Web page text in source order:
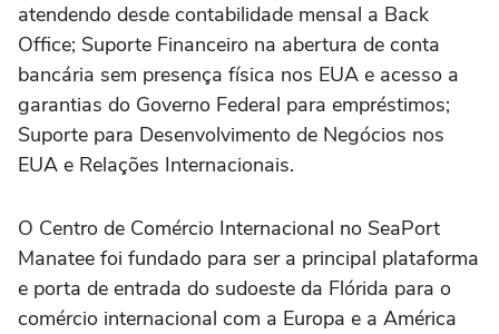
atendendo desde contabilidade mensal a Back
Office; Suporte Financeiro na abertura de conta
bancária sem presença física nos EUA e acesso a
garantias do Governo Federal para empréstimos;
Suporte para Desenvolvimento de Negócios nos
EUA e Relações Internacionais.
O Centro de Comércio Internacional no SeaPort
Manatee foi fundado para ser a principal plataforma
e porta de entrada do sudoeste da Flórida para o
comércio internacional com a Europa e a América